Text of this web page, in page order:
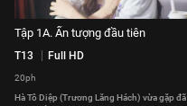
Tập 1A. Ấn tượng đầu tiên
T13 Full HD
20ph
Hà Tô Diệp (Trương Lăng Hách) vừa gặp đã